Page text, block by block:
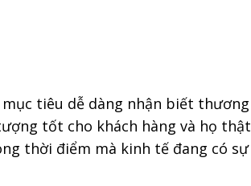
tiêu dễ dàng nhận biết thương
tốt cho khách hàng và họ thật
thời điểm mà kinh tế đang có sự